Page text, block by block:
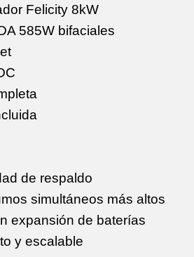
Felicity 8kW
585W bifaciales
de respaldo
simultáneos más altos
expansión de baterías
y escalable